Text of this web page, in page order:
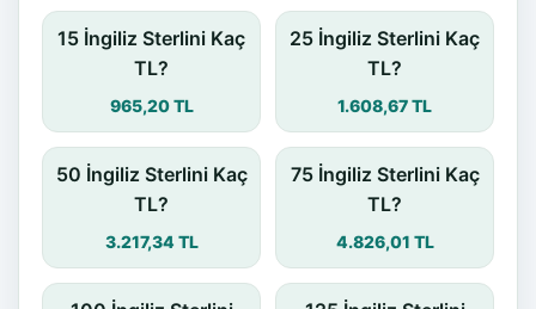
15 İngiliz Sterlini Kaç
TL?
965,20 TL
25 İngiliz Sterlini Kaç
TL?
1.608,67 TL
50 İngiliz Sterlini Kaç
TL?
3.217,34 TL
75 İngiliz Sterlini Kaç
TL?
4.826,01 TL